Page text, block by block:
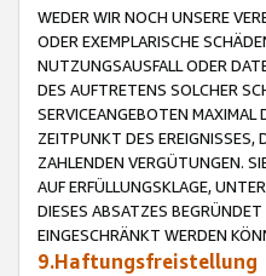
WEDER WIR NOCH UNSERE
ODER EXEMPLARISCHE
NUTZUNGSAUSFALL ODER
DES AUFTRETENS SOLCHER
SERVICEANGEBOTEN
ZEITPUNKT DES
ZAHLENDEN VERGÜTUNGEN.
AUF ERFÜLLUNGSKLAGE,
DIESES ABSATZES
EINGESCHRÄNKT WERDEN
9.Haftungsfreistellung